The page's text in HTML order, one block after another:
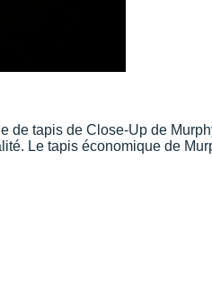
de tapis de Close-Up de
Le tapis économique de